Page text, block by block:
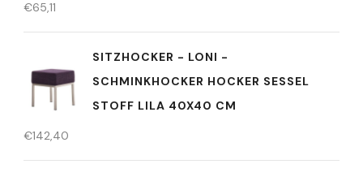
€65,11
SITZHOCKER - LONI -
SCHMINKHOCKER HOCKER SESSEL
STOFF LILA 40X40 CM
€142,40